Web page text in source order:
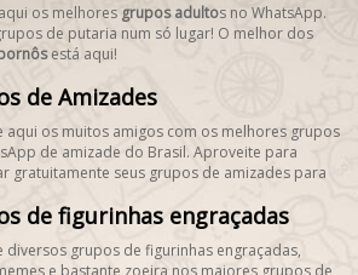
os melhores grupos adultos no WhatsApp.
de putaria num só lugar! O melhor dos
está aqui!
de Amizades
aqui os muitos amigos com os melhores grupos
de amizade do Brasil. Aproveite para
gratuitamente seus grupos de amizades para
de figurinhas engraçadas
diversos grupos de figurinhas engraçadas,
e bastante zoeira nos maiores grupos de